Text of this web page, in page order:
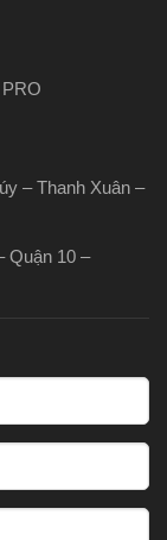
– Thanh Xuân –
Quận 10 –